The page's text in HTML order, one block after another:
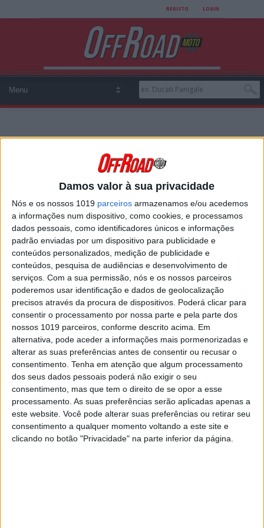
Damos valor à sua privacidade
Nós e os nossos 1019 parceiros armazenamos e/ou acedemos
a informações num dispositivo, como cookies, e processamos
dados pessoais, como identificadores únicos e informações
padrão enviadas por um dispositivo para publicidade e
conteúdos personalizados, medição de publicidade e
conteúdos, pesquisa de audiências e desenvolvimento de
serviços. Com a sua permissão, nós e os nossos parceiros
poderemos usar identificação e dados de geolocalização
precisos através da procura de dispositivos. Poderá clicar para
consentir o processamento por nossa parte e pela parte dos
nossos 1019 parceiros, conforme descrito acima. Em
alternativa, pode aceder a informações mais pormenorizadas e
alterar as suas preferências antes de consentir ou recusar o
consentimento. Tenha em atenção que algum processamento
dos seus dados pessoais poderá não exigir o seu
consentimento, mas que tem o direito de se opor a esse
processamento. As suas preferências serão aplicadas apenas a
este website. Você pode alterar suas preferências ou retirar seu
consentimento a qualquer momento voltando a este site e
clicando no botão "Privacidade" na parte inferior da página.
REGISTO LOGIN
All posts tagged "GP
Polónia"
DIOGO VIEIRA, CM SUPERENDURO:
“QUERO RODAR O MAIS PERTO
POSSÍVEL DOS PILOTOS DE FÁBRICA”
No regresso do campeonato do mundo de
SuperEnduro depois de quase dois anos, Diogo
Vieira foi 7.º no Grande Prémio da Polónia.
Posted Dezembro 11, 2021
VÍDEO SUPERENDURO: O RESUMO DO
GRANDE PRÉMIO DA POLÓNIA
Quase dois anos depois da última edição, o
campeonato do mundo de SuperEnduro teve o
seu início este sábado em Lodz. Fique com o
vídeo resumo do Grande Prémio da Polónia!
CM SUPERENDURO, POLÓNIA: DIOGO
VIEIRA 7.º NO DOMÍNIO DE BILLY BOLT
Billy Bolt dominou por completo os
acontecimentos no Grande Prémio da Polónia